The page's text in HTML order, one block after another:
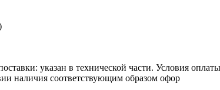
указан в технической части. Условия
наличия соответствующим образом офор